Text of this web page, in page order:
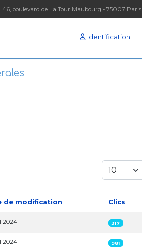
46, boulevard de La Tour Maubourg - 75007 Paris
Identification
Afficher #
de modification Clics
2024 317
2024 981